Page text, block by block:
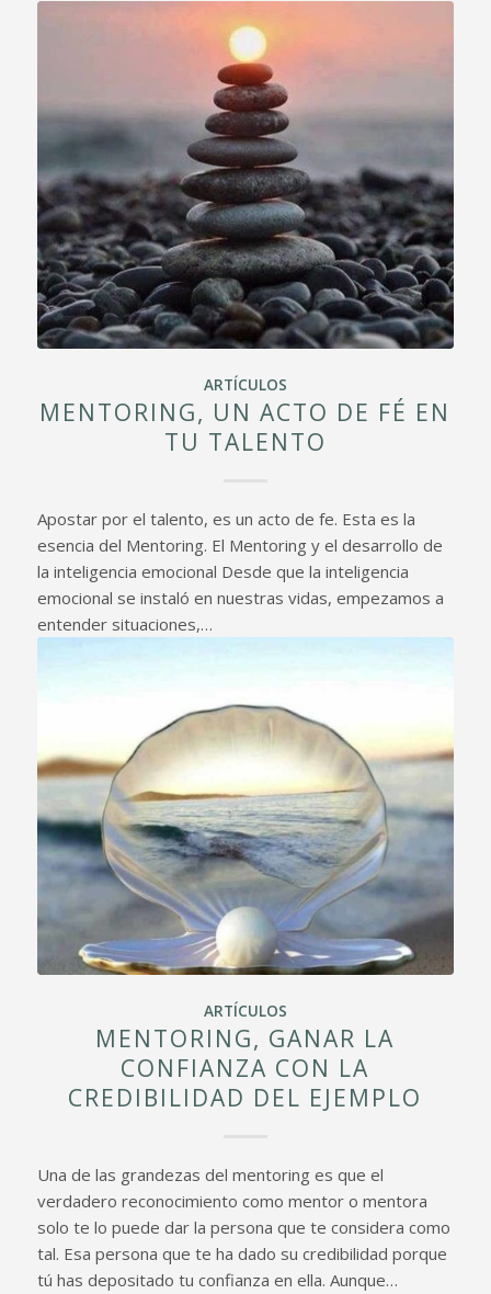
ARTÍCULOS
MENTORING, UN ACTO DE FÉ EN
TU TALENTO
Apostar por el talento, es un acto de fe. Esta es la
esencia del Mentoring. El Mentoring y el desarrollo de
la inteligencia emocional Desde que la inteligencia
emocional se instaló en nuestras vidas, empezamos a
entender situaciones,…
ARTÍCULOS
MENTORING, GANAR LA
CONFIANZA CON LA
CREDIBILIDAD DEL EJEMPLO
Una de las grandezas del mentoring es que el
verdadero reconocimiento como mentor o mentora
solo te lo puede dar la persona que te considera como
tal. Esa persona que te ha dado su credibilidad porque
tú has depositado tu confianza en ella. Aunque…